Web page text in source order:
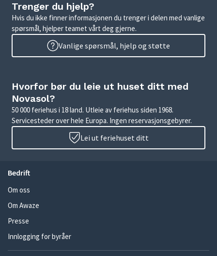
Trenger du hjelp?
Hvis du ikke finner informasjonen du trenger i delen med vanlige
spørsmål, hjelper teamet vårt deg gjerne.
Vanlige spørsmål, hjelp og støtte
Hvorfor bør du leie ut huset ditt med
Novasol?
50 000 feriehus i 18 land. Utleie av feriehus siden 1968.
Servicesteder over hele Europa. Ingen reservasjonsgebyrer.
Lei ut feriehuset ditt
Bedrift
Om oss
Om Awaze
Presse
Innlogging for byråer